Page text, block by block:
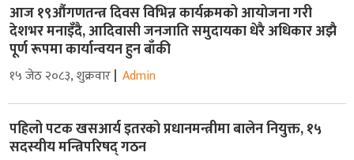
आज १९औंगणतन्त्र दिवस विभिन्न कार्यक्रमको आयोजना गरी
देशभर मनाइँदै, आदिवासी जनजाति समुदायका धेरै अधिकार अझै
पूर्ण रूपमा कार्यान्वयन हुन बाँकी
१५ जेठ २०८३, शुक्रवार Admin
पहिलो पटक खसआर्य इतरको प्रधानमन्त्रीमा बालेन नियुक्त, १५
सदस्यीय मन्त्रिपरिषद् गठन